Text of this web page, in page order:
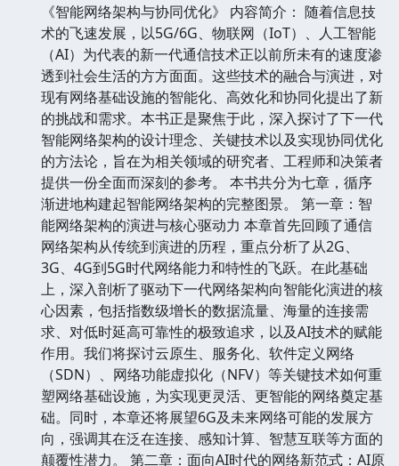
《智能网络架构与协同优化》 内容简介： 随着信息技
术的飞速发展，以5G/6G、物联网（IoT）、人工智能
（AI）为代表的新一代通信技术正以前所未有的速度渗
透到社会生活的方方面面。这些技术的融合与演进，对
现有网络基础设施的智能化、高效化和协同化提出了新
的挑战和需求。本书正是聚焦于此，深入探讨了下一代
智能网络架构的设计理念、关键技术以及实现协同优化
的方法论，旨在为相关领域的研究者、工程师和决策者
提供一份全面而深刻的参考。 本书共分为七章，循序
渐进地构建起智能网络架构的完整图景。 第一章：智
能网络架构的演进与核心驱动力 本章首先回顾了通信
网络架构从传统到演进的历程，重点分析了从2G、
3G、4G到5G时代网络能力和特性的飞跃。在此基础
上，深入剖析了驱动下一代网络架构向智能化演进的核
心因素，包括指数级增长的数据流量、海量的连接需
求、对低时延高可靠性的极致追求，以及AI技术的赋能
作用。我们将探讨云原生、服务化、软件定义网络
（SDN）、网络功能虚拟化（NFV）等关键技术如何重
塑网络基础设施，为实现更灵活、更智能的网络奠定基
础。同时，本章还将展望6G及未来网络可能的发展方
向，强调其在泛在连接、感知计算、智慧互联等方面的
颠覆性潜力。 第二章：面向AI时代的网络新范式：AI原